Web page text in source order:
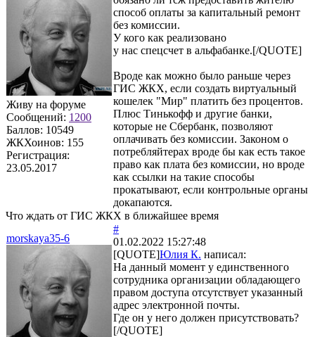
Живу на форуме
Сообщений: 1200
Баллов: 10549
ЖКХоинов: 155
Регистрация:
23.05.2017
способ оплаты за капитальный ремонт
без комиссии.
У кого как реализовано
у нас спецсчет в альфабанке.[/QUOTE]
Вроде как можно было раньше через
ГИС ЖКХ, если создать виртуальный
кошелек "Мир" платить без процентов.
Плюс Тинькофф и другие банки,
которые не Сбербанк, позволяют
оплачивать без комиссии. Законом о
потребляйтерах вроде бы как есть такое
право как плата без комиссии, но вроде
как ссылки на такие способы
прокатывают, если контрольные органы
докапаются.
Что ждать от ГИС ЖКХ в ближайшее время
morskaya35-6
#
01.02.2022 15:27:48
[QUOTE]Юлия К. написал:
На данный момент у единственного
сотрудника организации обладающего
правом доступа отсутствует указанный
адрес электронной почты.
Где он у него должен присутствовать?
[/QUOTE]